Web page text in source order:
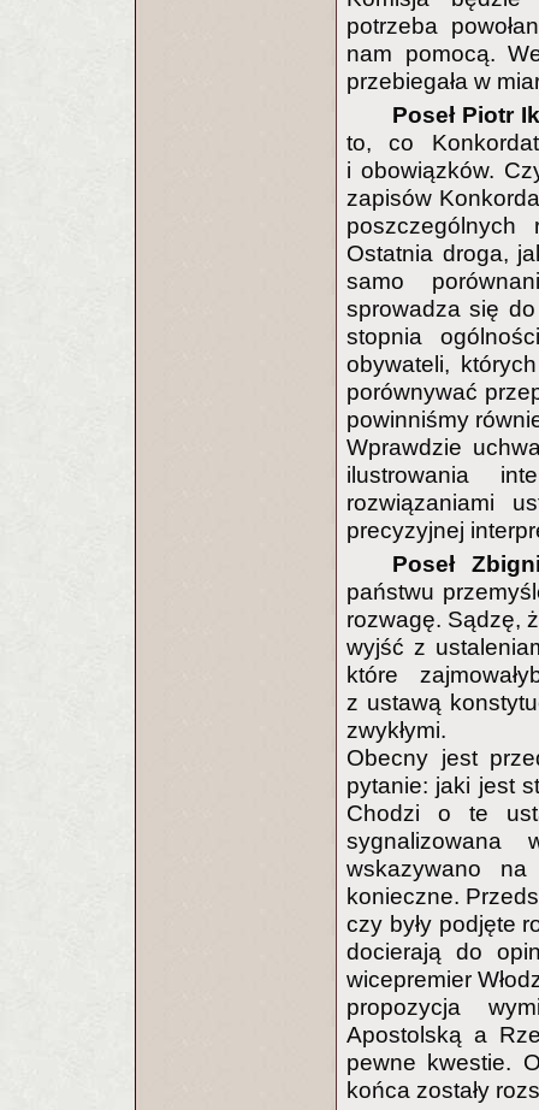
potrzeba
nam pomocą.
przebiegała w
Poseł Piotr
to, co
i obowiązków.
zapisów
poszczególnych
Ostatnia droga,
samo
sprowadza się
stopnia
obywateli,
porównywać
powinniśmy
Wprawdzie
ilustrowania
rozwiązaniami
precyzyjnej
Poseł
państwu
rozwagę. Sądzę,
wyjść z
które
z ustawą
zwykłymi.
Obecny jest
pytanie: jaki jest
Chodzi o te
wskazywano
konieczne.
czy były podjęte
docierają do
wicepremier
propozycja
Apostolską a
pewne kwestie.
końca zostały